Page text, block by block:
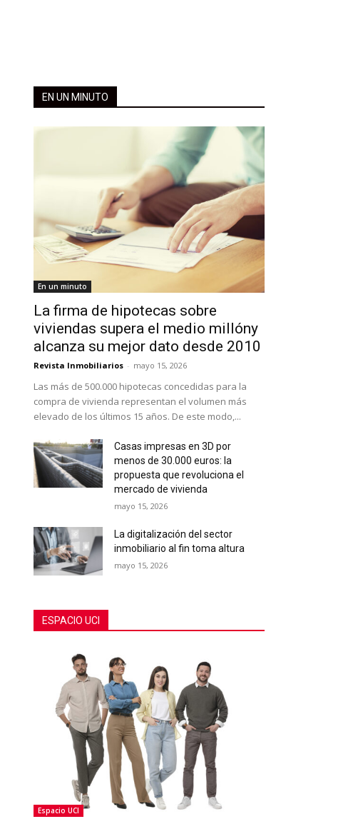
EN UN MINUTO
En un minuto
La firma de hipotecas sobre
viviendas supera el medio millóny
alcanza su mejor dato desde 2010
Revista Inmobiliarios - mayo 15, 2026
Las más de 500.000 hipotecas concedidas para la
compra de vivienda representan el volumen más
elevado de los últimos 15 años. De este modo,...
Casas impresas en 3D por
menos de 30.000 euros: la
propuesta que revoluciona el
mercado de vivienda
mayo 15, 2026
La digitalización del sector
inmobiliario al fin toma altura
mayo 15, 2026
ESPACIO UCI
Espacio UCI